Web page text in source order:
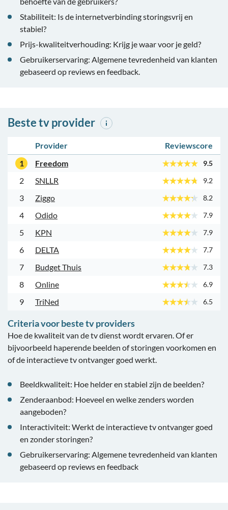
Stabiliteit: Is de internetverbinding storingsvrij en
stabiel?
Prijs-kwaliteitverhouding: Krijg je waar voor je geld?
Gebruikerservaring: Algemene tevredenheid van klanten
gebaseerd op reviews en feedback.
Beste tv provider
Provider
Reviewscore
1
Freedom 9.5
2 SNLLR 9.2
3 Ziggo 8.2
4 Odido 7.9
5 KPN 7.9
6 DELTA 7.7
7 Budget Thuis 7.3
8 Online 6.9
9 TriNed 6.5
Criteria voor beste tv providers
Hoe de kwaliteit van de tv dienst wordt ervaren. Of er
bijvoorbeeld haperende beelden of storingen voorkomen en
of de interactieve tv ontvanger goed werkt.
Beeldkwaliteit: Hoe helder en stabiel zijn de beelden?
Zenderaanbod: Hoeveel en welke zenders worden
aangeboden?
Interactiviteit: Werkt de interactieve tv ontvanger goed
en zonder storingen?
Gebruikerservaring: Algemene tevredenheid van klanten
gebaseerd op reviews en feedback